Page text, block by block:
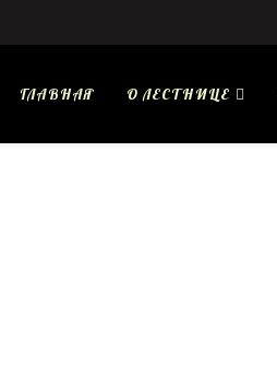
ГЛАВНАЯ О ЛЕСТНИЦЕ